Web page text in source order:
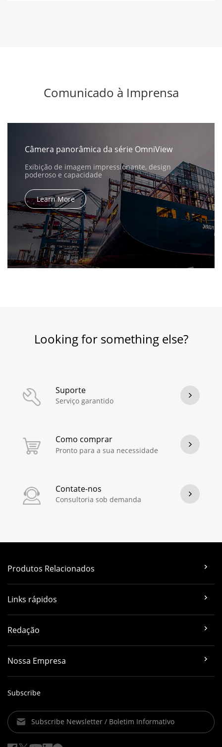
Comunicado à Imprensa
Câmera panorâmica da série OmniView
Exibição de imagem impressionante, design
poderoso e capacidade
Learn More
Looking for something else?
Suporte
Serviço garantido
Como comprar
Pronto para a sua necessidade
Contate-nos
Consultoria sob demanda
Produtos Relacionados
Links rápidos
Redação
Nossa Empresa
Subscribe
Subscribe Newsletter / Boletim Informativo